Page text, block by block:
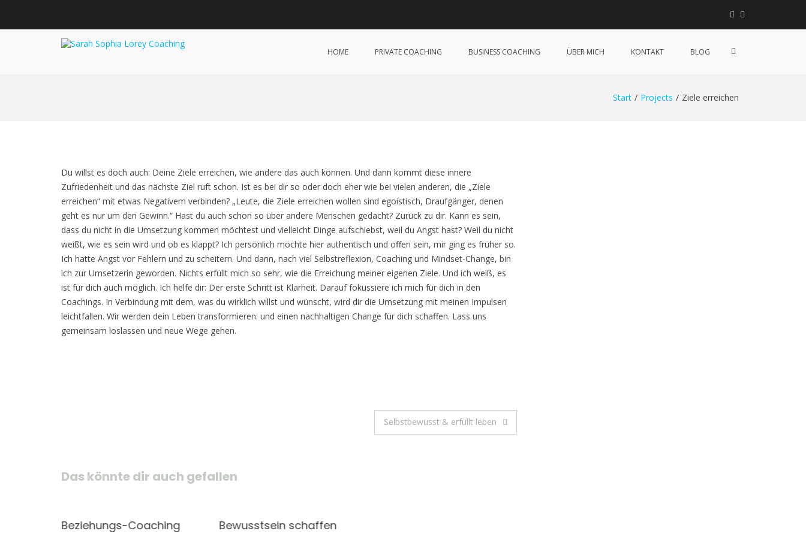
Linkedin
Sarah Sophia Lorey Coaching
Bewusstsein schaffen | Veränderung jetzt!HOME PRIVATE COACHING BUSINESS COACHING ÜBER MICH KONTAKT BLOG
Such-
Start Projects Ziele erreichen
Du willst es doch auch: Deine Ziele erreichen, wie andere das auch können. Und dann kommt diese innere
Zufriedenheit und das nächste Ziel ruft schon. Ist es bei dir so oder doch eher wie bei vielen anderen, die „Ziele
erreichen“ mit etwas Negativem verbinden? „Leute, die Ziele erreichen wollen sind egoistisch, Draufgänger, denen
geht es nur um den Gewinn.“ Hast du auch schon so über andere Menschen gedacht? Zurück zu dir. Kann es sein,
dass du nicht in die Umsetzung kommen möchtest und vielleicht Dinge aufschiebst, weil du Angst hast? Weil du nicht
weißt, wie es sein wird und ob es klappt? Ich persönlich möchte hier authentisch und offen sein, mir ging es früher so.
Ich hatte Angst vor Fehlern und zu scheitern. Und dann, nach viel Selbstreflexion, Coaching und Mindset-Change, bin
ich zur Umsetzerin geworden. Nichts erfüllt mich so sehr, wie die Erreichung meiner eigenen Ziele. Und ich weiß, es
ist für dich auch möglich. Ich helfe dir: Der erste Schritt ist Klarheit. Darauf fokussiere ich mich für dich in den
Coachings. In Verbindung mit dem, was du wirklich willst und wünscht, wird dir die Umsetzung mit meinen Impulsen
leichtfallen. Wir werden dein Leben transformieren: und einen nachhaltigen Change für dich schaffen. Lass uns
gemeinsam loslassen und neue Wege gehen.
Selbstbewusst & erfüllt leben
Das könnte dir auch gefallen
Beziehungs-Coaching Bewusstsein schaffen